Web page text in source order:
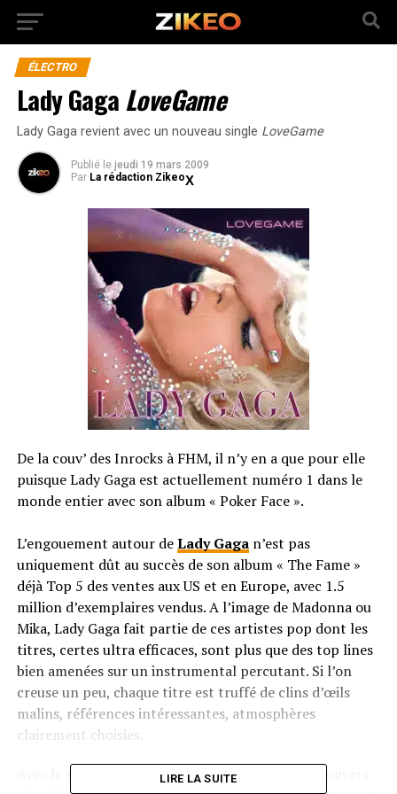
ÉLECTRO
Lady Gaga LoveGame
Lady Gaga revient avec un nouveau single LoveGame
Publié le jeudi 19 mars 2009
Par La rédaction Zikeo
De la couv’ des Inrocks à FHM, il n’y en a que pour elle
puisque Lady Gaga est actuellement numéro 1 dans le
monde entier avec son album « Poker Face ».
L’engouement autour deLady Gagan’est pas
uniquement dût au succès de son album « The Fame »
déjà Top 5 des ventes aux US et en Europe, avec 1.5
million d’exemplaires vendus. A l’image de Madonna ou
Mika, Lady Gaga fait partie de ces artistes pop dont les
titres, certes ultra efficaces, sont plus que des top lines
bien amenées sur un instrumental percutant. Si l’on
creuse un peu, chaque titre est truffé de clins d’œils
malins, références intéressantes, atmosphères
clairement choisies.
Avec le son viennent forcément des images, un univers
LIRE LA SUITE